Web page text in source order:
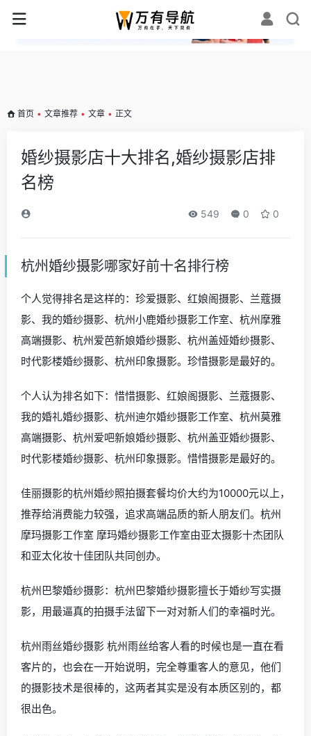
✕
首页 • 文章推荐 • 文章 • 正文
婚纱摄影店十大排名,婚纱摄影店排
名榜
549 0 0
杭州婚纱摄影哪家好前十名排行榜
个人觉得排名是这样的：珍爱摄影、红娘阁摄影、兰蔻摄
影、我的婚纱摄影、杭州小鹿婚纱摄影工作室、杭州摩雅
高端摄影、杭州爱芭新娘婚纱摄影、杭州盖娅婚纱摄影、
时代影楼婚纱摄影、杭州印象摄影。珍惜摄影是最好的。
个人认为排名如下：惜惜摄影、红娘阁摄影、兰蔻摄影、
我的婚礼婚纱摄影、杭州迪尔婚纱摄影工作室、杭州莫雅
高端摄影、杭州爱吧新娘婚纱摄影、杭州盖亚婚纱摄影、
时代影楼婚纱摄影、杭州印象摄影。惜惜摄影是最好的。
佳丽摄影的杭州婚纱照拍摄套餐均价大约为10000元以上，
推荐给消费能力较强，追求高端品质的新人朋友们。杭州
摩玛摄影工作室 摩玛婚纱摄影工作室由亚太摄影十杰团队
和亚太化妆十佳团队共同创办。
杭州巴黎婚纱摄影：杭州巴黎婚纱摄影擅长于婚纱写实摄
影，用最逼真的拍摄手法留下一对对新人们的幸福时光。
杭州雨丝婚纱摄影 杭州雨丝给客人看的时候也是一直在看
客片的，也会在一开始说明，完全尊重客人的意见，他们
的摄影技术是很棒的，这两者其实是没有本质区别的，都
很出色。